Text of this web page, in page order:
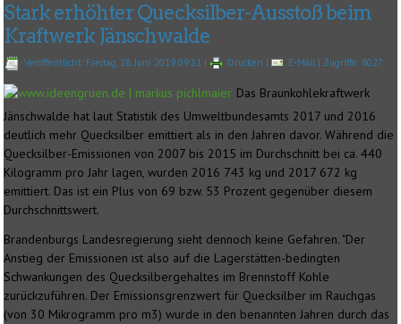
Stark erhöhter Quecksilber-Ausstoß beim
Kraftwerk Jänschwalde
Veröffentlicht: Freitag, 28. Juni 2019 09:31 | Drucken | E-Mail | Zugriffe: 8027
Das Braunkohlekraftwerk
Jänschwalde hat laut Statistik des Umweltbundesamts 2017 und 2016
deutlich mehr Quecksilber emittiert als in den Jahren davor. Während die
Quecksilber-Emissionen von 2007 bis 2015 im Durchschnitt bei ca. 440
Kilogramm pro Jahr lagen, wurden 2016 743 kg und 2017 672 kg
emittiert. Das ist ein Plus von 69 bzw. 53 Prozent gegenüber diesem
Durchschnittswert.
Brandenburgs Landesregierung sieht dennoch keine Gefahren. "Der
Anstieg der Emissionen ist also auf die Lagerstätten-bedingten
Schwankungen des Quecksilbergehaltes im Brennstoff Kohle
zurückzuführen. Der Emissionsgrenzwert für Quecksilber im Rauchgas
(von 30 Mikrogramm pro m3) wurde in den benannten Jahren durch das